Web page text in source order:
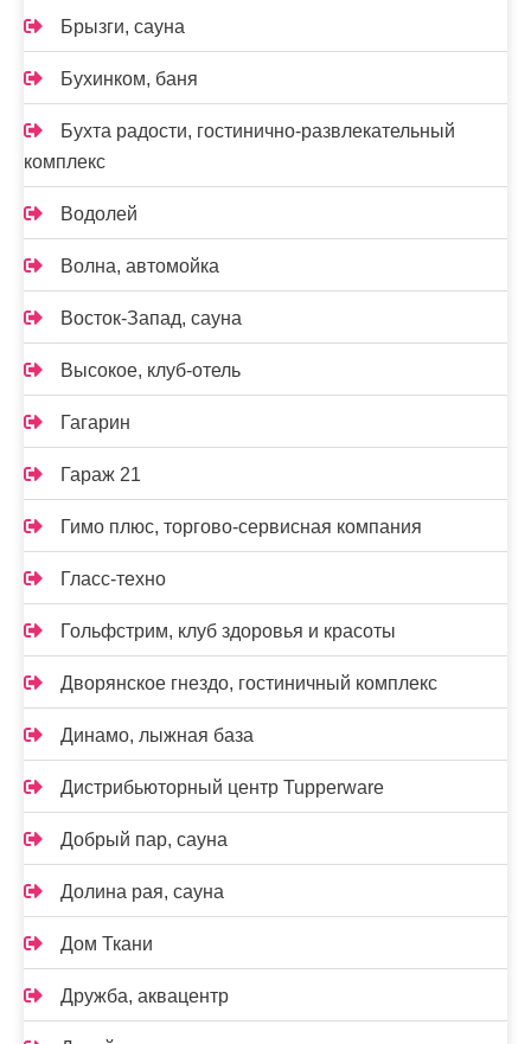
Брызги, сауна
Бухинком, баня
Бухта радости, гостинично-развлекательный
комплекс
Водолей
Волна, автомойка
Восток-Запад, сауна
Высокое, клуб-отель
Гагарин
Гараж 21
Гимо плюс, торгово-сервисная компания
Гласс-техно
Гольфстрим, клуб здоровья и красоты
Дворянское гнездо, гостиничный комплекс
Динамо, лыжная база
Дистрибьюторный центр Tupperware
Добрый пар, сауна
Долина рая, сауна
Дом Ткани
Дружба, аквацентр